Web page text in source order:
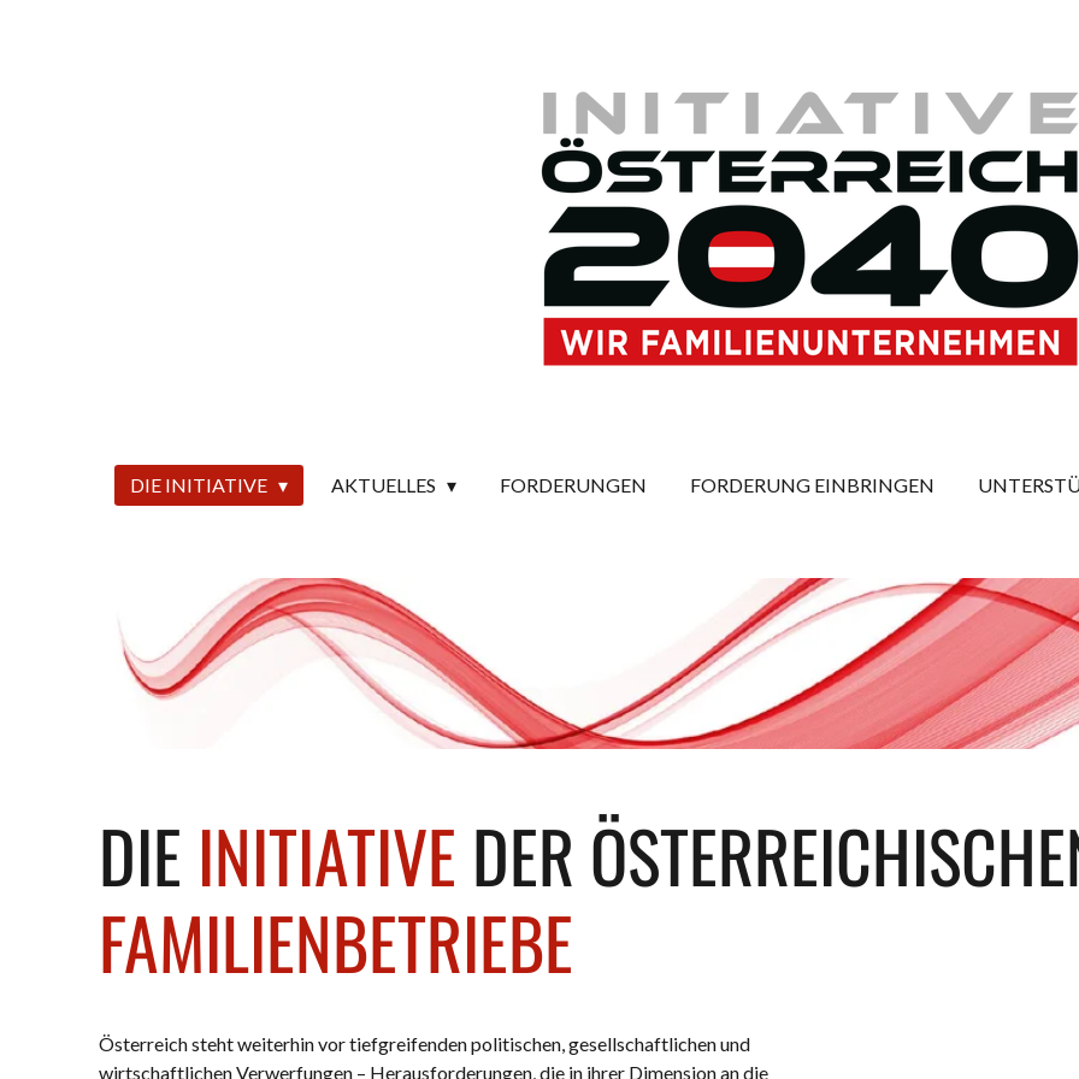
DIE INITIATIVE AKTUELLES FORDERUNGEN FORDERUNG EINBRINGEN
DIE INITIATIVE DER
FAMILIENBETRIEBE
Österreich steht weiterhin vor tiefgreifenden politischen, gesellschaftlichen und
wirtschaftlichen Verwerfungen – Herausforderungen, die in ihrer Dimension an die